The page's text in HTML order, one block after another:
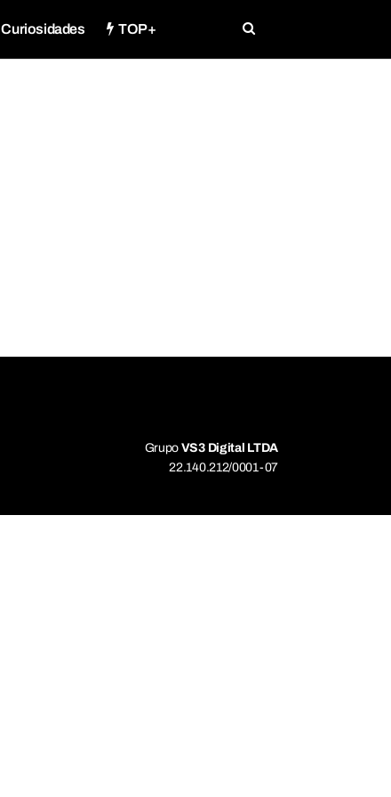
Curiosidades TOP+
Grupo VS3 Digital LTDA
22.140.212/0001-07